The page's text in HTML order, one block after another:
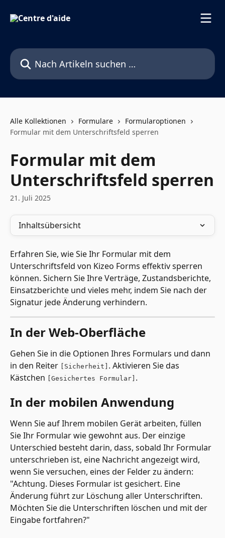
Nach Artikeln suchen …
Alle Kollektionen Formulare
Formularoptionen
Formular mit dem Unterschriftsfeld sperren
Formular mit dem
Unterschriftsfeld sperren
21. Juli 2025
Inhaltsübersicht
Erfahren Sie, wie Sie Ihr Formular mit dem
Unterschriftsfeld von Kizeo Forms effektiv sperren
können. Sichern Sie Ihre Verträge, Zustandsberichte,
Einsatzberichte und vieles mehr, indem Sie nach der
Signatur jede Änderung verhindern.
In der Web-Oberfläche
Gehen Sie in die Optionen Ihres Formulars und dann
in den Reiter
[Sicherheit] . Aktivieren Sie das
Kästchen
[Gesichertes Formular] .
In der mobilen Anwendung
Wenn Sie auf Ihrem mobilen Gerät arbeiten, füllen
Sie Ihr Formular wie gewohnt aus. Der einzige
Unterschied besteht darin, dass, sobald Ihr Formular
unterschrieben ist, eine Nachricht angezeigt wird,
wenn Sie versuchen, eines der Felder zu ändern:
"Achtung. Dieses Formular ist gesichert. Eine
Änderung führt zur Löschung aller Unterschriften.
Möchten Sie die Unterschriften löschen und mit der
Eingabe fortfahren?"